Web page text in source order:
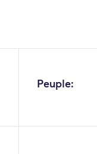
Peuple: